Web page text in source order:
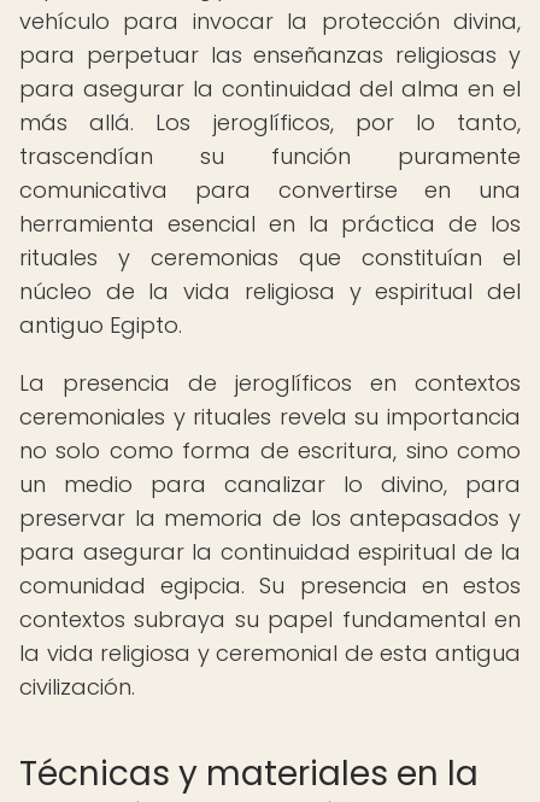
vehículo para invocar la protección divina,
para perpetuar las enseñanzas religiosas y
para asegurar la continuidad del alma en el
más allá. Los jeroglíficos, por lo tanto,
trascendían su función puramente
comunicativa para convertirse en una
herramienta esencial en la práctica de los
rituales y ceremonias que constituían el
núcleo de la vida religiosa y espiritual del
antiguo Egipto.
La presencia de jeroglíficos en contextos
ceremoniales y rituales revela su importancia
no solo como forma de escritura, sino como
un medio para canalizar lo divino, para
preservar la memoria de los antepasados y
para asegurar la continuidad espiritual de la
comunidad egipcia. Su presencia en estos
contextos subraya su papel fundamental en
la vida religiosa y ceremonial de esta antigua
civilización.
Técnicas y materiales en la